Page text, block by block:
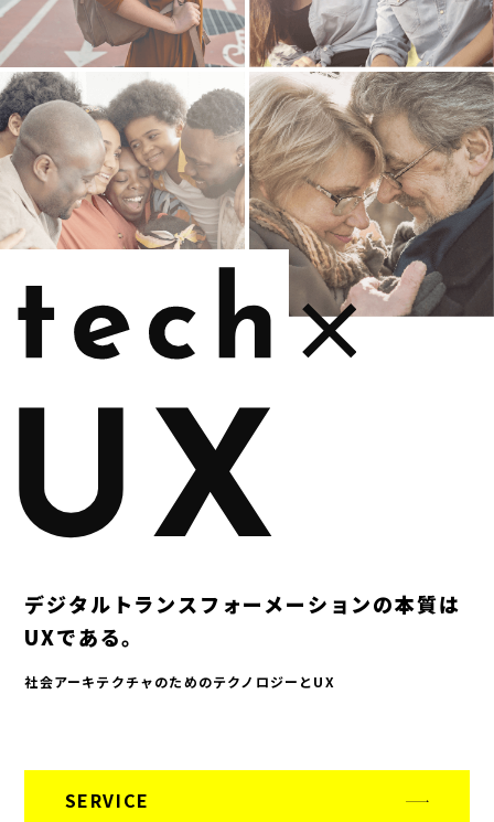
デジタルトランスフォーメーションの本質は
UXである。
社会アーキテクチャのためのテクノロジーとUX
SERVICE